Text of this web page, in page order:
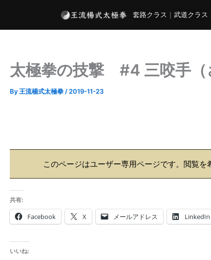
を
套路クラス ｜ 武道クラス
太極拳の技撃 #4 三咬手（
By王流楊式太極拳/2019-11-23
このページはユーザー専用ページです。閲覧
共有:
Facebook X メールアドレス LinkedIn
いいね: